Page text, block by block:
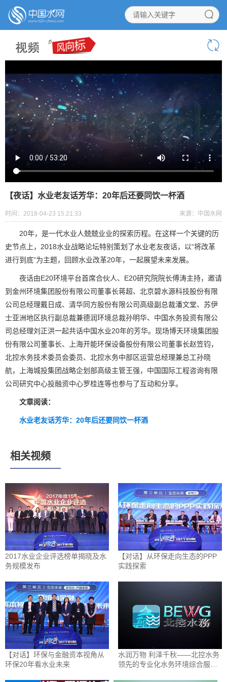
【夜话】水业老友话芳华：20年后还要同饮一杯酒
时间：2018-04-23 15:21:33 来源：中国水网
20年，是一代水业人兢兢业业的探索历程。在这样一个关键的历
史节点上，2018水业战略论坛特别策划了水业老友夜话，以“将改革
进行到底”为主题，回顾水业改革20年，一起展望未来发展。
夜话由E20环境平台首席合伙人、E20研究院院长傅涛主持，邀请
到金州环境集团股份有限公司董事长蒋超、北京碧水源科技股份有限
公司总经理戴日成、清华同方股份有限公司高级副总裁潘文堂、苏伊
士亚洲地区执行副总裁兼德润环境总裁孙明华、中国水务投资有限公
司总经理刘正洪一起共话中国水业20年的芳华。现场博天环境集团股
份有限公司董事长、上海开能环保设备股份有限公司董事长赵笠钧，
北控水务技术委员会委员、北控水务中部区运营总经理兼总工孙晓
航，上海城投集团战略企划部高级主管王强，中国国际工程咨询有限
公司研究中心投融资中心罗桂连等也参与了互动和分享。
文章阅读：
水业老友话芳华：20年后还要同饮一杯酒
相关视频
2017水业企业评选榜单揭晓及水
务规模发布
【对话】从环保走向生态的PPP
实践探索
【对话】环保与金融资本视角从
环保20年看水业未来
水润万物 利泽千秋——北控水务
领先的专业化水务环境综合服务